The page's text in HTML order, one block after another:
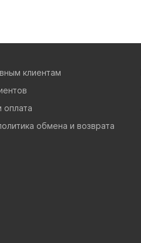
клиентам
оплата
обмена и возврата